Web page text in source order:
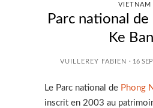
VIETNAM
Parc national de
Ke
VUILLEREY FABIEN · 16
Le Parc national de Phong
inscrit en 2003 au